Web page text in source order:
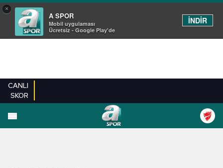
×
A SPOR
Mobil uygulaması
Ücretsiz - Google Play'de
İNDİR
CANLI
SKOR